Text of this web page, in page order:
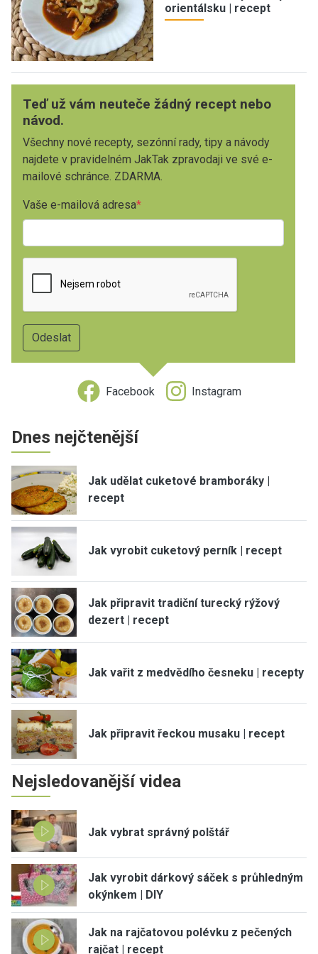
orientálsku | recept
Teď už vám neuteče žádný recept nebo
návod.
Všechny nové recepty, sezónní rady, tipy a návody
najdete v pravidelném JakTak zpravodaji ve své e-
mailové schránce. ZDARMA.
Vaše e-mailová adresa
Facebook Instagram
Dnes nejčtenější
Jak udělat cuketové bramboráky |
recept
Jak vyrobit cuketový perník | recept
Jak připravit tradiční turecký rýžový
dezert | recept
Jak vařit z medvědího česneku | recepty
Jak připravit řeckou musaku | recept
Nejsledovanější videa
Jak vybrat správný polštář
Jak vyrobit dárkový sáček s průhledným
okýnkem | DIY
Jak na rajčatovou polévku z pečených
rajčat | recept